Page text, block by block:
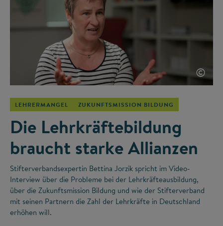
©
LEHRERMANGEL ZUKUNFTSMISSION BILDUNG
Die Lehrkräftebildung
braucht starke Allianzen
Stifterverbandsexpertin Bettina Jorzik spricht im Video-
Interview über die Probleme bei der Lehrkräfteausbildung,
über die Zukunftsmission Bildung und wie der Stifterverband
mit seinen Partnern die Zahl der Lehrkräfte in Deutschland
erhöhen will.